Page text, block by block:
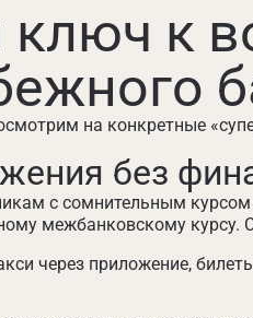
к
на конкретные
без
с сомнительным курсом
межбанковскому курсу.
через приложение,